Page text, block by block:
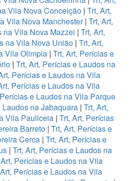
Vila Nova Conceição| Trt, Art,
Vila Nova Manchester| Trt, Art,
na Vila Nova Mazzei | Trt, Art,
na Vila Nova União| Trt, Art,
Vila Olimpia | Trt, Art, Perícias e
| Trt, Art, Perícias e Laudos na
Perícias e Laudos na Vila
Perícias e Laudos na Vila
e Laudos na Vila Parque
Laudos na Jabaquara | Trt, Art,
Vila Pauliceia| Trt, Art, Perícias
Barreto| Trt, Art, Perícias e
Cerca| Trt, Art, Perícias e
| Trt, Art, Perícias e Laudos na
Perícias e Laudos na Vila
Perícias e Laudos na Vila